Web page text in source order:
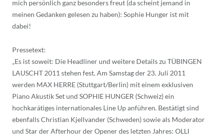
mich persönlich ganz besonders freut (da scheint jemand in
meinen Gedanken gelesen zu haben): Sophie Hunger ist mit
dabei!
Pressetext:
„Es ist soweit: Die Headliner und weitere Details zu TÜBINGEN
LAUSCHT 2011 stehen fest. Am Samstag der 23. Juli 2011
werden MAX HERRE (Stuttgart/Berlin) mit einem exklusiven
Piano Akustik Set und SOPHIE HUNGER (Schweiz) ein
hochkarätiges internationales Line Up anführen. Bestätigt sind
ebenfalls Christian Kjellvander (Schweden) sowie als Moderator
und Star der Afterhour der Opener des letzten Jahres: OLLI